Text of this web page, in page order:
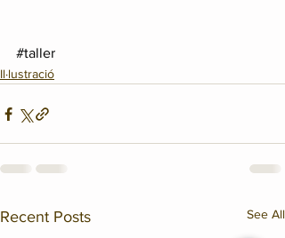
#taller
Il·lustració
Recent Posts See All